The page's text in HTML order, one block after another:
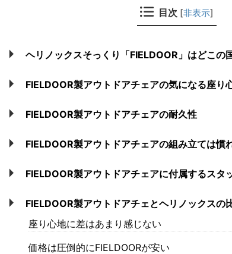
目次 [非表示]
ヘリノックスそっくり「FIELDOOR」はどこの
FIELDOOR製アウトドアチェアの気になる座り
FIELDOOR製アウトドアチェアの耐久性
FIELDOOR製アウトドアチェアの組み立ては慣
FIELDOOR製アウトドアチェアに付属するスタ
FIELDOOR製アウトドアチェとヘリノックスの
座り心地に差はあまり感じない
価格は圧倒的にFIELDOORが安い